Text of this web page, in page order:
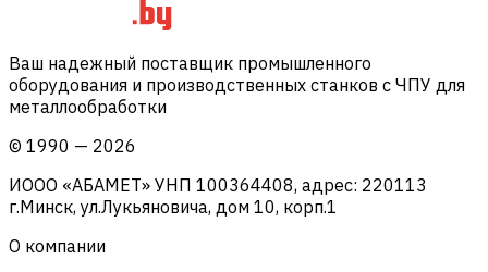
Ваш надежный поставщик промышленного
оборудования и производственных станков с ЧПУ для
металлообработки
© 1990 — 2026
ИООО «АБАМЕТ» УНП 100364408, адрес: 220113
г.Минск, ул.Лукьяновича, дом 10, корп.1
О компании